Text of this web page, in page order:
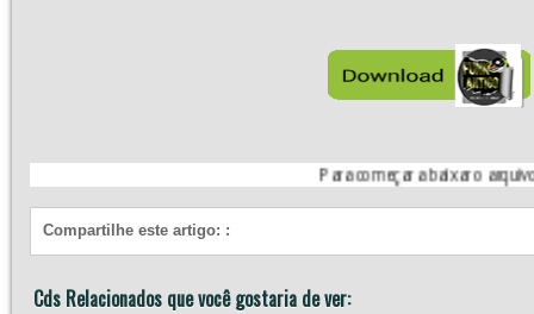
Para começar a baixar o arquivo, siga a
Compartilhe este artigo: :
Cds Relacionados que você gostaria de ver: